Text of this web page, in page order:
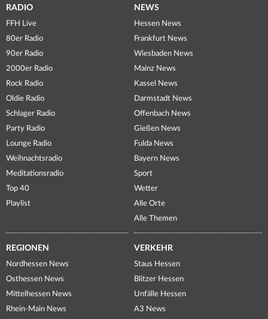
RADIO
FFH Live
80er Radio
90er Radio
2000er Radio
Rock Radio
Oldie Radio
Schlager Radio
Party Radio
Lounge Radio
Weihnachtsradio
Meditationsradio
Top 40
Playlist
NEWS
Hessen News
Frankfurt News
Wiesbaden News
Mainz News
Kassel News
Darmstadt News
Offenbach News
Gießen News
Fulda News
Bayern News
Sport
Wetter
Alle Orte
Alle Themen
REGIONEN
Nordhessen News
Osthessen News
Mittelhessen News
Rhein-Main News
VERKEHR
Staus Hessen
Blitzer Hessen
Unfälle Hessen
A3 News